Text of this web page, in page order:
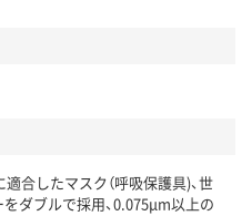
合したマスク（呼吸保護具)、世
ダブルで採用、0.075μm以上の